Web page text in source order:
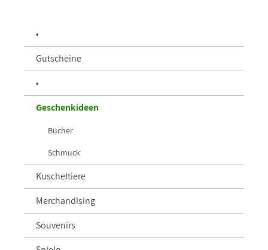
•
Gutscheine
•
Geschenkideen
Bücher
Schmuck
Kuscheltiere
Merchandising
Souvenirs